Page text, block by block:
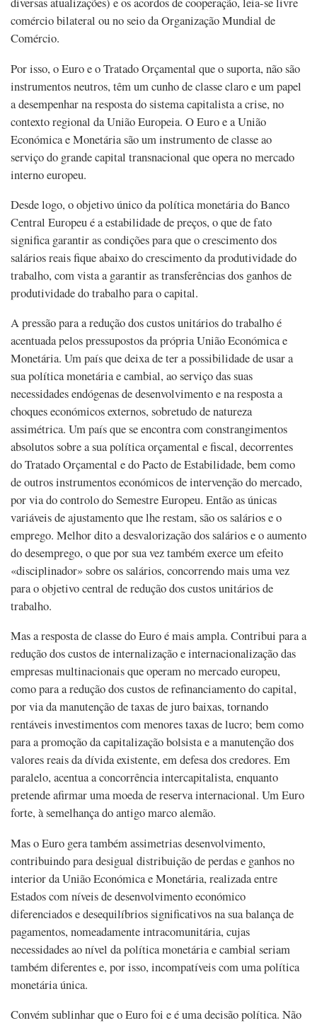
comércio bilateral ou no seio da Organização Mundial de
Comércio.
Por isso, o Euro e o Tratado Orçamental que o suporta, não são
instrumentos neutros, têm um cunho de classe claro e um papel
a desempenhar na resposta do sistema capitalista a crise, no
contexto regional da União Europeia. O Euro e a União
Económica e Monetária são um instrumento de classe ao
serviço do grande capital transnacional que opera no mercado
interno europeu.
Desde logo, o objetivo único da política monetária do Banco
Central Europeu é a estabilidade de preços, o que de fato
significa garantir as condições para que o crescimento dos
salários reais fique abaixo do crescimento da produtividade do
trabalho, com vista a garantir as transferências dos ganhos de
produtividade do trabalho para o capital.
A pressão para a redução dos custos unitários do trabalho é
acentuada pelos pressupostos da própria União Económica e
Monetária. Um país que deixa de ter a possibilidade de usar a
sua política monetária e cambial, ao serviço das suas
necessidades endógenas de desenvolvimento e na resposta a
choques económicos externos, sobretudo de natureza
assimétrica. Um país que se encontra com constrangimentos
absolutos sobre a sua política orçamental e fiscal, decorrentes
do Tratado Orçamental e do Pacto de Estabilidade, bem como
de outros instrumentos económicos de intervenção do mercado,
por via do controlo do Semestre Europeu. Então as únicas
variáveis de ajustamento que lhe restam, são os salários e o
emprego. Melhor dito a desvalorização dos salários e o aumento
do desemprego, o que por sua vez também exerce um efeito
«disciplinador» sobre os salários, concorrendo mais uma vez
para o objetivo central de redução dos custos unitários de
trabalho.
Mas a resposta de classe do Euro é mais ampla. Contribui para a
redução dos custos de internalização e internacionalização das
empresas multinacionais que operam no mercado europeu,
como para a redução dos custos de refinanciamento do capital,
por via da manutenção de taxas de juro baixas, tornando
rentáveis investimentos com menores taxas de lucro; bem como
para a promoção da capitalização bolsista e a manutenção dos
valores reais da dívida existente, em defesa dos credores. Em
paralelo, acentua a concorrência intercapitalista, enquanto
pretende afirmar uma moeda de reserva internacional. Um Euro
forte, à semelhança do antigo marco alemão.
Mas o Euro gera também assimetrias desenvolvimento,
contribuindo para desigual distribuição de perdas e ganhos no
interior da União Económica e Monetária, realizada entre
Estados com níveis de desenvolvimento económico
diferenciados e desequilíbrios significativos na sua balança de
pagamentos, nomeadamente intracomunitária, cujas
necessidades ao nível da política monetária e cambial seriam
também diferentes e, por isso, incompatíveis com uma política
monetária única.
Convém sublinhar que o Euro foi e é uma decisão política. Não